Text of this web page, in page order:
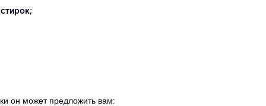
он может предложить вам: